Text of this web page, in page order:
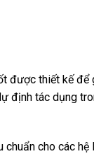
được thiết kế để
định tác dụng
chuẩn cho các hệ